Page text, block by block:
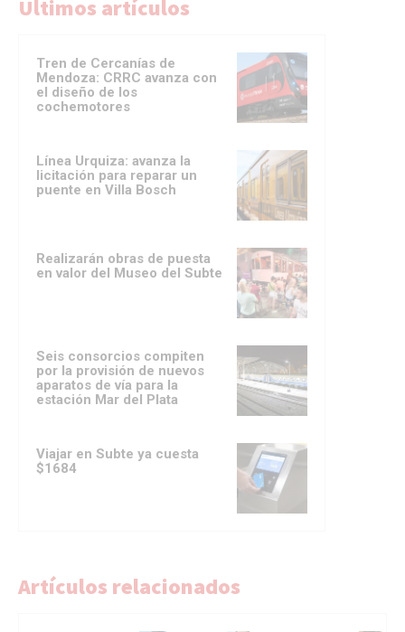
Ultimos artículos
Tren de Cercanías de
Mendoza: CRRC avanza con
el diseño de los
cochemotores
Línea Urquiza: avanza la
licitación para reparar un
puente en Villa Bosch
Realizarán obras de puesta
en valor del Museo del Subte
Seis consorcios compiten
por la provisión de nuevos
aparatos de vía para la
estación Mar del Plata
Viajar en Subte ya cuesta
$1684
Artículos relacionados